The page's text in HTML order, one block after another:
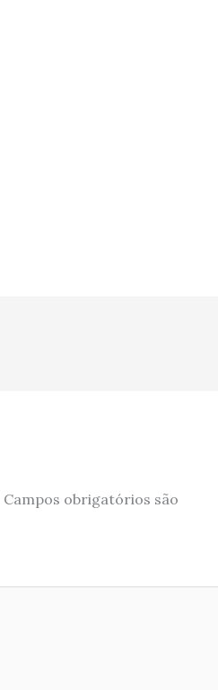
Campos obrigatórios são